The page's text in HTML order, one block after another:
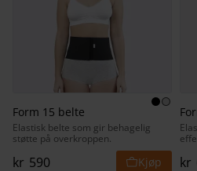
Form 15 belte
Elastisk belte som gir behagelig
støtte på overkroppen.
kr 590 kr